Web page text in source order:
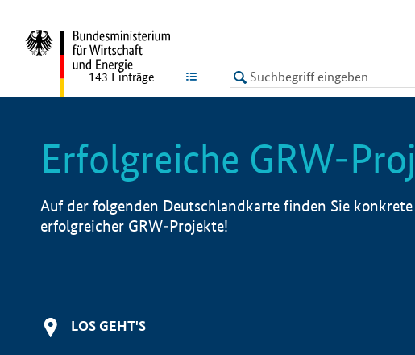
LISTE
143 Einträge
Erfolgreiche GRW-
Auf der folgenden Deutschlandkarte finden Sie
erfolgreicher GRW-Projekte!
LOS GEHT'S